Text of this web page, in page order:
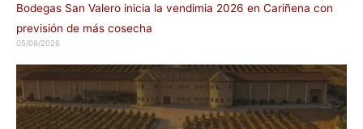
Bodegas San Valero inicia la vendimia 2026 en Cariñena con
previsión de más cosecha
05/08/2026